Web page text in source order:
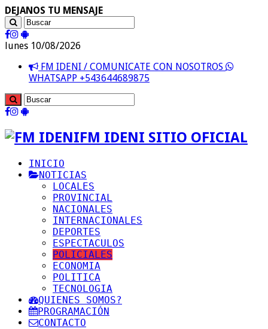
DEJANOS TU MENSAJE
lunes 10/08/2026
FM IDENI / COMUNICATE CON NOSOTROS
WHATSAPP +543644689875
FM IDENI SITIO OFICIAL
INICIO
NOTICIAS
LOCALES
PROVINCIAL
NACIONALES
INTERNACIONALES
DEPORTES
ESPECTACULOS
POLICIALES
ECONOMIA
POLITICA
TECNOLOGIA
QUIENES SOMOS?
PROGRAMACIÓN
CONTACTO